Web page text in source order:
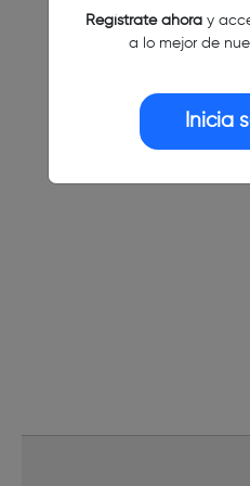
Regístrate ahoray
a lo mejor de
Inicia